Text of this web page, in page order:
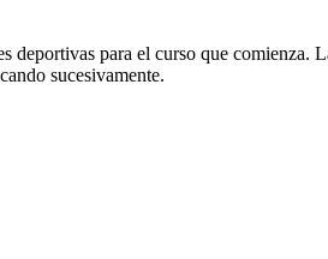
deportivas para el curso que
sucesivamente.